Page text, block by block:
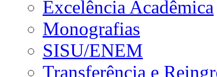
Excelência Acadêmica
Monografias
SISU/ENEM
Transferência e